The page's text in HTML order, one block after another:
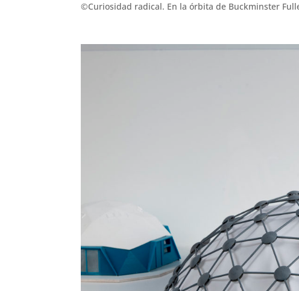
©Curiosidad radical. En la órbita de Buckminster